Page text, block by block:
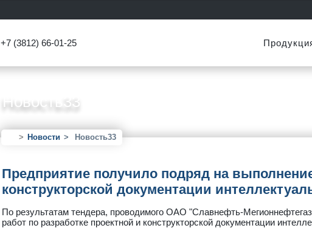
+7 (3812) 66-01-25
Новость33
Новости Новость33
Предприятие получило подряд на
конструкторской документации
По результатам тендера, проводимого ОАО "Славнефть-
работ по разработке проектной и конструкторской документации